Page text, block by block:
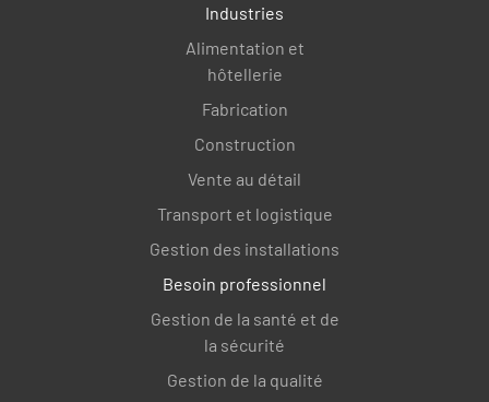
Industries
Alimentation et
hôtellerie
Fabrication
Construction
Vente au détail
Transport et logistique
Gestion des installations
Besoin professionnel
Gestion de la santé et de
la sécurité
Gestion de la qualité